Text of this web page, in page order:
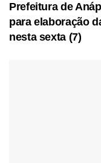
Prefeitura de
para elaboração
nesta sexta (7)